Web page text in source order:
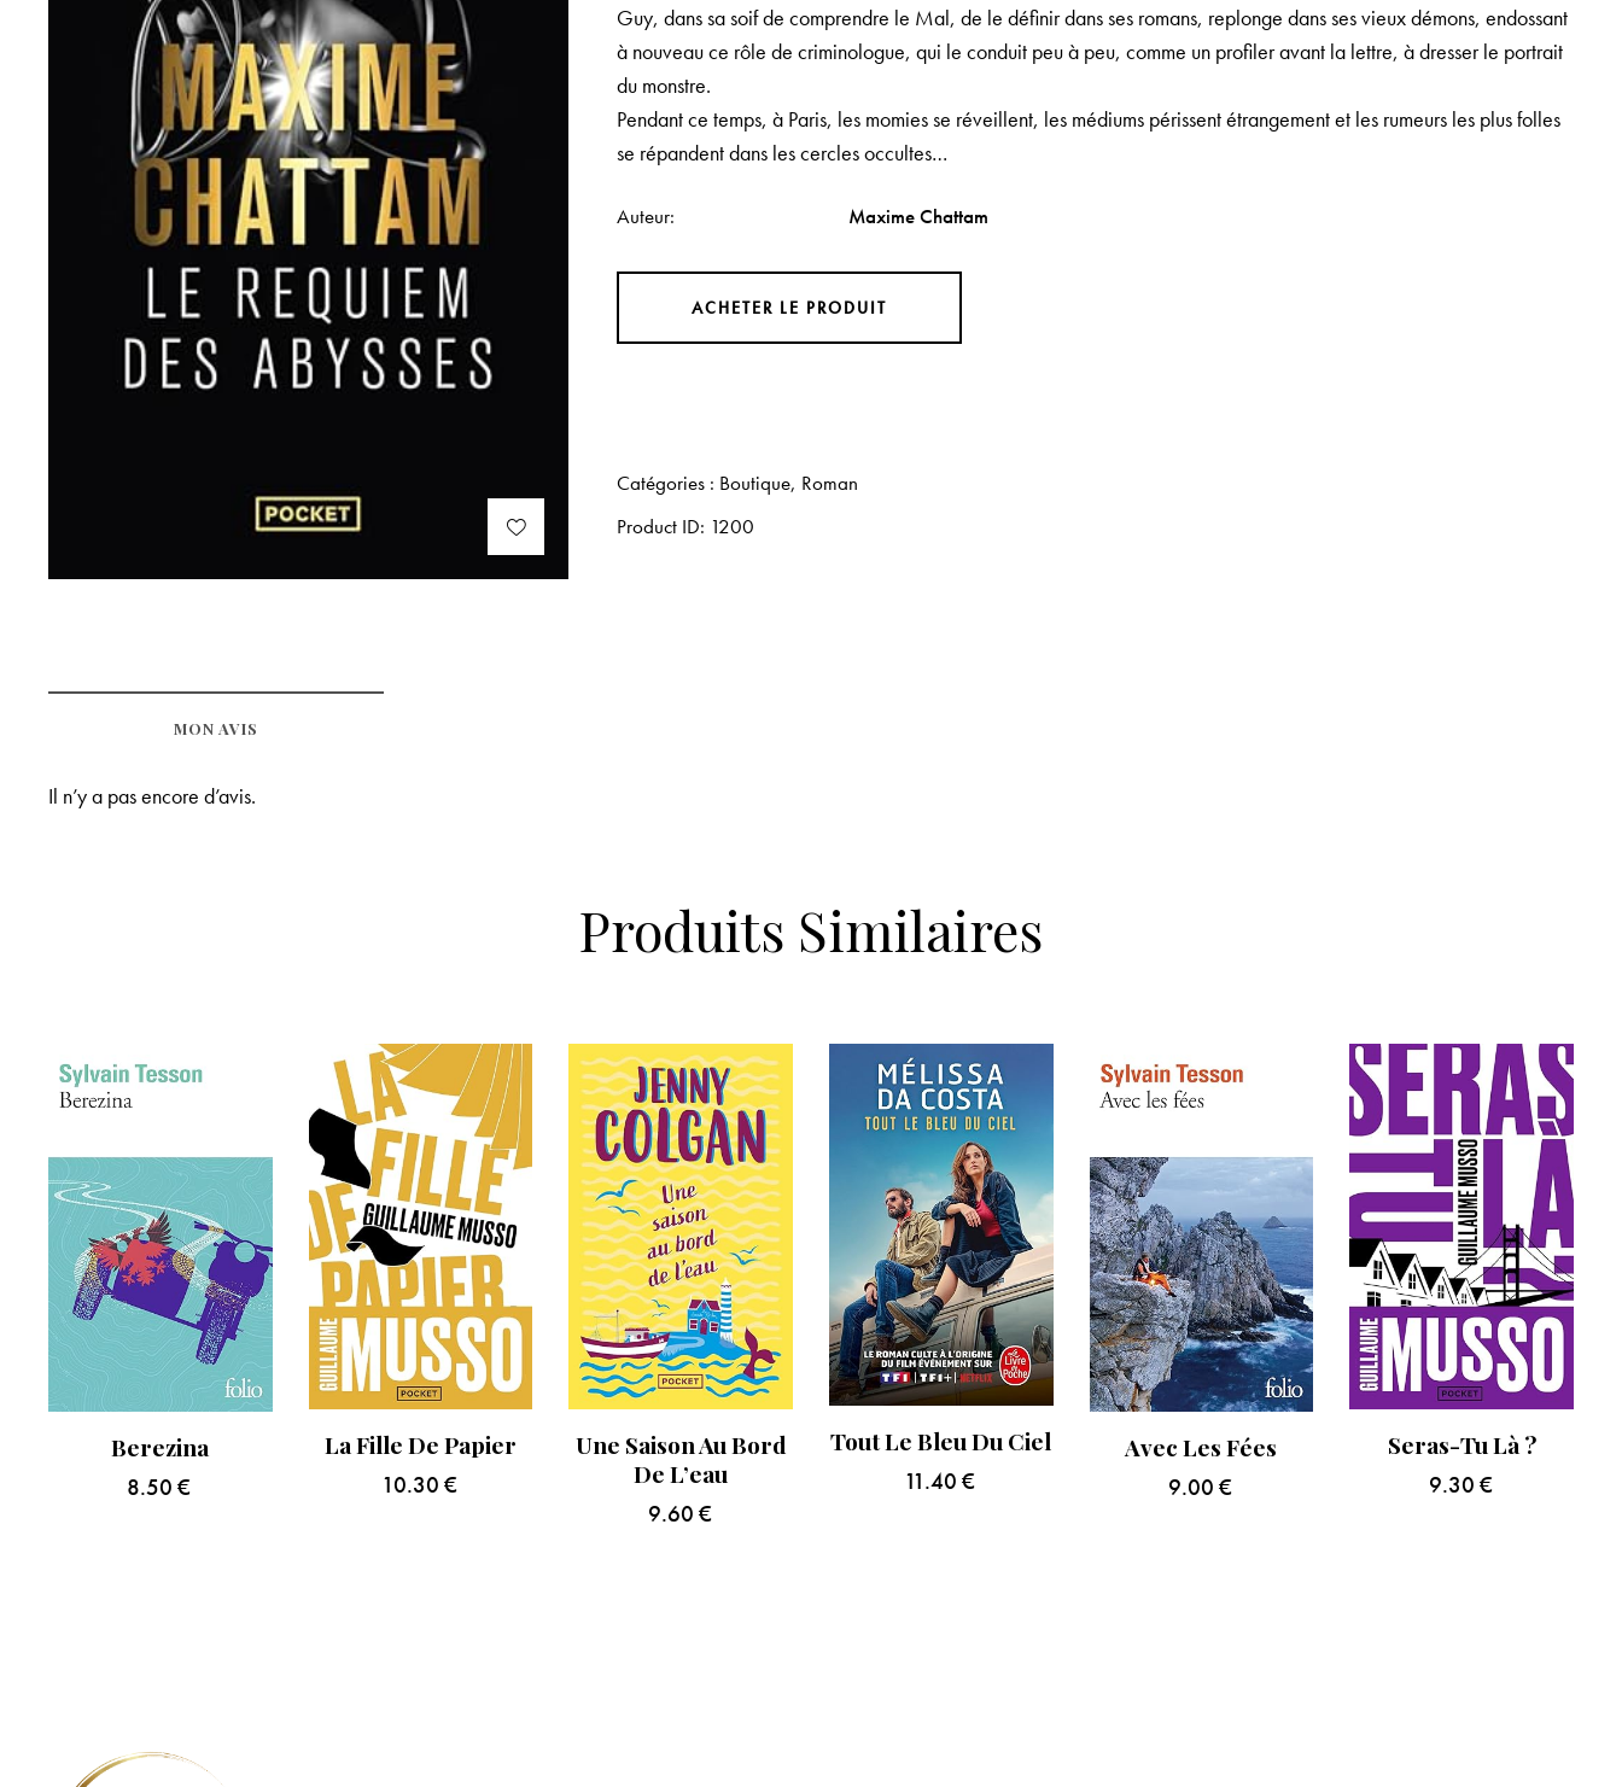
Guy, dans sa soif de comprendre le Mal, de le définir dans ses romans, replonge dans ses vieux démons, endossant
à nouveau ce rôle de criminologue, qui le conduit peu à peu, comme un profiler avant la lettre, à dresser le portrait
du monstre.
Pendant ce temps, à Paris, les momies se réveillent, les médiums périssent étrangement et les rumeurs les plus folles
se répandent dans les cercles occultes…
Auteur Maxime Chattam
ACHETER LE PRODUIT
Catégories : Boutique, Roman
Product ID: 1200
MON AVIS
Il n’y a pas encore d’avis.
Produits Similaires
Berezina
8.50€
La Fille De Papier
10.30 €
Une Saison Au Bord
De L’eau
9.60 €
Tout Le Bleu Du Ciel
11.40€
Avec Les Fées
9.00 €
Seras-Tu Là ?
9.30 €